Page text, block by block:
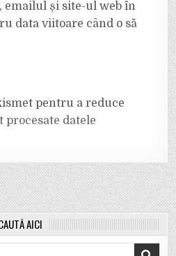
emailul și site-ul web în
data viitoare când o să
pentru a reduce
procesate datele
AICI